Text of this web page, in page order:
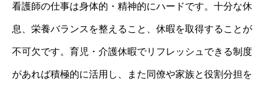
看護師の仕事は身体的・精神的にハードです。十分な休
息、栄養バランスを整えること、休暇を取得することが
不可欠です。育児・介護休暇でリフレッシュできる制度
があれば積極的に活用し、また同僚や家族と役割分担を